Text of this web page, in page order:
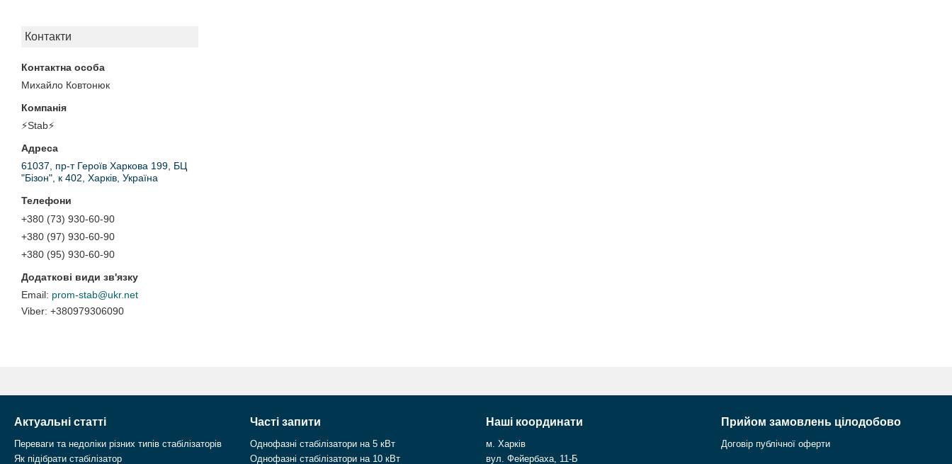
Контакти
Михайло Ковтонюк
⚡Stab⚡
61037, пр-т Героїв Харкова 199, БЦ
"Бізон", к 402, Харків, Україна
+380 (73) 930-60-90
+380 (97) 930-60-90
+380 (95) 930-60-90
prom-stab@ukr.net
+380979306090
Актуальні статті
Переваги та недоліки різних типів стабілізаторів
Як підібрати стабілізатор
Часті запити
Однофазні стабілізатори на 5 кВт
Однофазні стабілізатори на 10 кВт
Наші координати
м. Харків
вул. Фейербаха, 11-Б
Прийом замовлень цілодобово
Договір публічної оферти